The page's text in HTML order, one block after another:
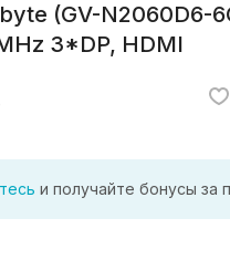
(GV-N2060D6-
3*DP, HDMI
и получайте бонусы за